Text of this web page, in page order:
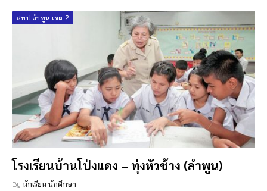
สพป.ลำพูน เขต 2
โรงเรียนบ้านโป่งแดง – ทุ่งหัวช้าง (ลำพูน)
By นักเรียน นักศึกษา